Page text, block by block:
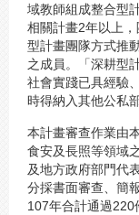
域教師組成整合型
相關計畫2年以上
型計畫團隊方式推
之成員。「深耕型
社會實踐已具經驗
時得納入其他公私
本計畫審查作業由
食安及長照等領域
及地方政府部門代
分採書面審查、簡
107年合計通過